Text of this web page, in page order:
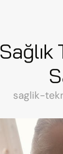
saglik-